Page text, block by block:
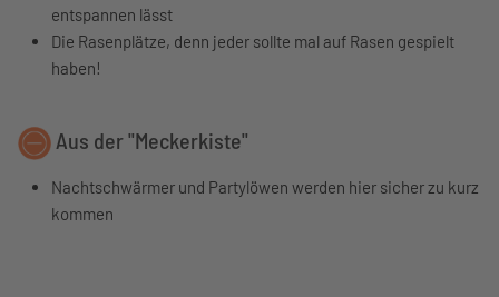
entspannen lässt
Die Rasenplätze, denn jeder sollte mal auf Rasen gespielt
haben!
Aus der "Meckerkiste"
Nachtschwärmer und Partylöwen werden hier sicher zu kurz
kommen